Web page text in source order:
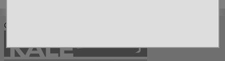
© KALE-Automobile GmbH